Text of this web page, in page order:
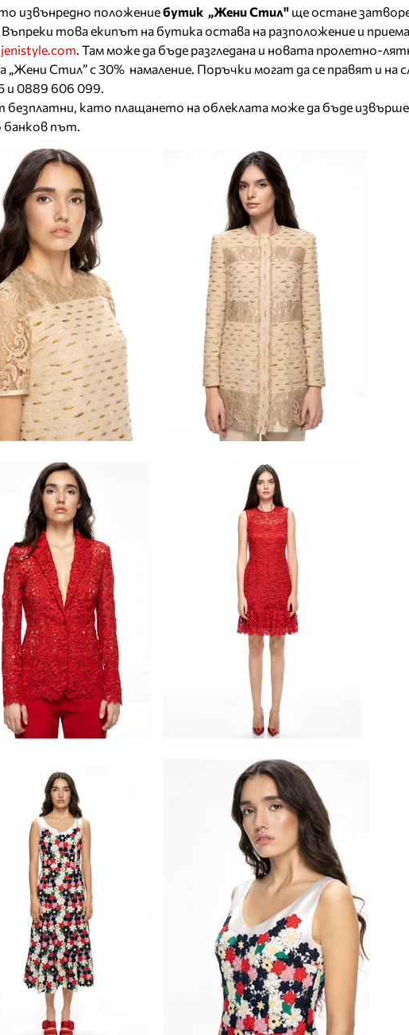
извънредно полoжениебутик „Жени Стил" ще остане
Въпреки това екипът на бутика остава на разположение и
. Там може да бъде разгледана и новата пролетно-
„Жени Стил” с 30% намаление. Поръчки могат да се правят и на
и 0889 606 099.
като плащането на облеклата може да бъде
банков път.